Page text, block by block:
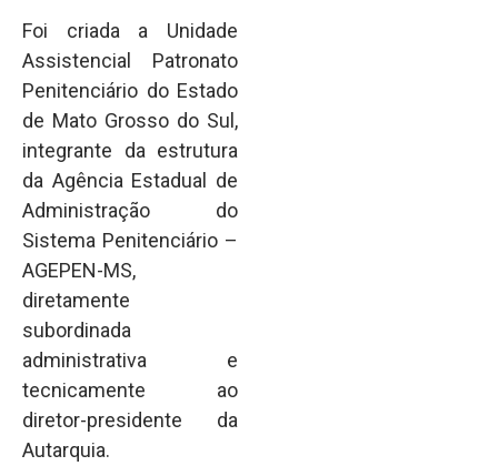
Foi criada a Unidade
Assistencial Patronato
Penitenciário do Estado
de Mato Grosso do Sul,
integrante da estrutura
da Agência Estadual de
Administração do
Sistema Penitenciário –
AGEPEN-MS,
diretamente
subordinada
administrativa e
tecnicamente ao
diretor-presidente da
Autarquia.